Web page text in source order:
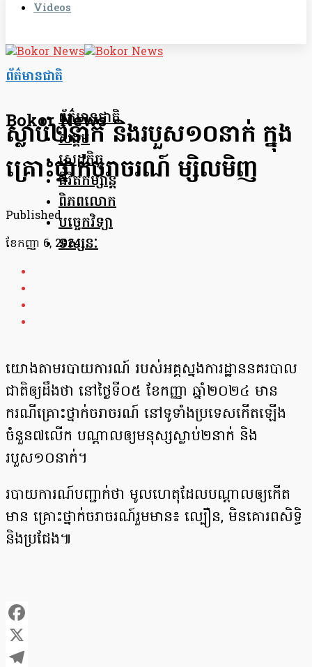
Videos
Bokor News
ព័ត៌មានជាតិ
សង្គម
សេដ្ឋកិច្ច
ជីវិតកម្សាន្ត
ពិភពលោក
បច្ចេកវិទ្យា
ទស្សនៈ
ព័ត៌មានជាតិ
ស្លាប់២នាក់ និងរបួស១០នាក់ ក្នុង
គ្រោះថ្នាក់ចរាចរណ៍ ម្សិលមិញ
Published
ខែ​កញ្ញា 6, 2024
យោងតាមរបាយការណ៍ របស់អគ្គស្នងការដ្ឋាននគរបាល
ជាតិឲ្យដឹងថា នៅថ្ងៃទី០៥ ខែកញ្ញា ឆ្នាំ២០២៤ មាន
ករណីគ្រោះថ្នាក់ចរាចរណ៍ នៅទូទាំងប្រទេសកើតឡើង
ចំនួន៧លើក បណ្ដាលឲ្យមនុស្សស្លាប់២នាក់ និង
របួស១០នាក់។
របាយការណ៍បញ្ជាក់ថា មូលហេតុដែលបណ្ដាលឲ្យកើត
មាន គ្រោះថ្នាក់ចរាចរណ៍រួមមាន៖ ល្បឿន, មិនគោរពសិទិ្ធ
និងប្រជែង៕
Facebook
X